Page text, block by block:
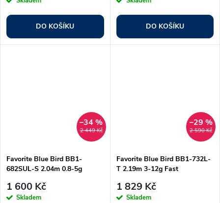
DO KOŠÍKU DO KOŠÍKU
2 449 Kč
–34 %
Favorite Blue Bird BB1-
682SUL-S 2.04m 0.8-5g
1 600 Kč
Skladem
2 590 Kč
–29 %
Favorite Blue Bird BB1-732L-
T 2.19m 3-12g Fast
1 829 Kč
Skladem